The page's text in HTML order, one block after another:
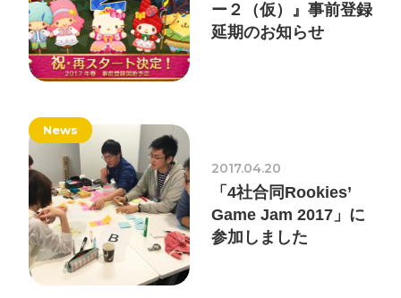
ー２（仮）』事前登録
延期のお知らせ
News
2017.04.20
「4社合同Rookies’
Game Jam 2017」に
参加しました